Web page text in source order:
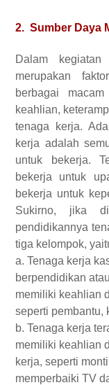
2. Sumber Daya
Dalam
merupakan
berbagai
keahlian,
tenaga kerja.
kerja adalah
untuk bekerja.
bekerja untuk
bekerja untuk
Sukirno, jika
pendidikannya
tiga kelompok,
a. Tenaga kerja
berpendidikan
memiliki keahlian
seperti pembantu,
b. Tenaga kerja
memiliki keahlian
kerja, seperti
memperbaiki TV